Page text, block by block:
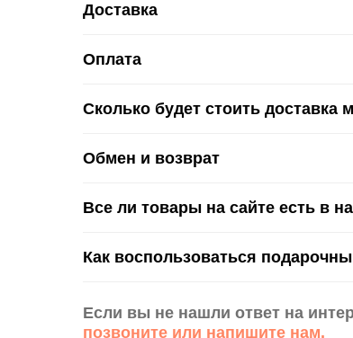
Доставка
Оплата
Сколько будет стоить доставка
Обмен и возврат
Все ли товары на сайте есть в
Как воспользоваться
Если вы не нашли ответ на
позвоните или напишите нам.